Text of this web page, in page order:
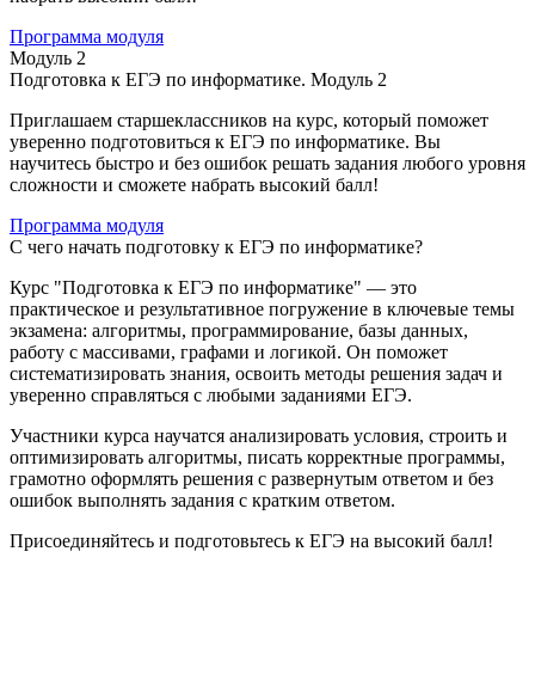
Программа модуля
Модуль 2
Подготовка к ЕГЭ по информатике. Модуль 2
Приглашаем старшеклассников на курс, который поможет
уверенно подготовиться к ЕГЭ по информатике. Вы
научитесь быстро и без ошибок решать задания любого уровня
сложности и сможете набрать высокий балл!
Программа модуля
С чего начать подготовку к ЕГЭ по информатике?
Курс "Подготовка к ЕГЭ по информатике" — это
практическое и результативное погружение в ключевые темы
экзамена: алгоритмы, программирование, базы данных,
работу с массивами, графами и логикой. Он поможет
систематизировать знания, освоить методы решения задач и
уверенно справляться с любыми заданиями ЕГЭ.
Участники курса научатся анализировать условия, строить и
оптимизировать алгоритмы, писать корректные программы,
грамотно оформлять решения с развернутым ответом и без
ошибок выполнять задания с кратким ответом.
Присоединяйтесь и подготовьтесь к ЕГЭ на высокий балл!